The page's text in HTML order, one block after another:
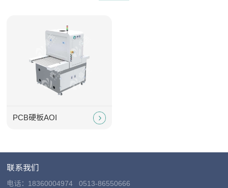
PCB硬板AOI
联系我们
电话： 183600049740513-86550666